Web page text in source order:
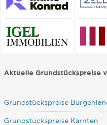
Aktuelle Grundstückspreise
Grundstückspreise
Grundstückspreise Kärnten